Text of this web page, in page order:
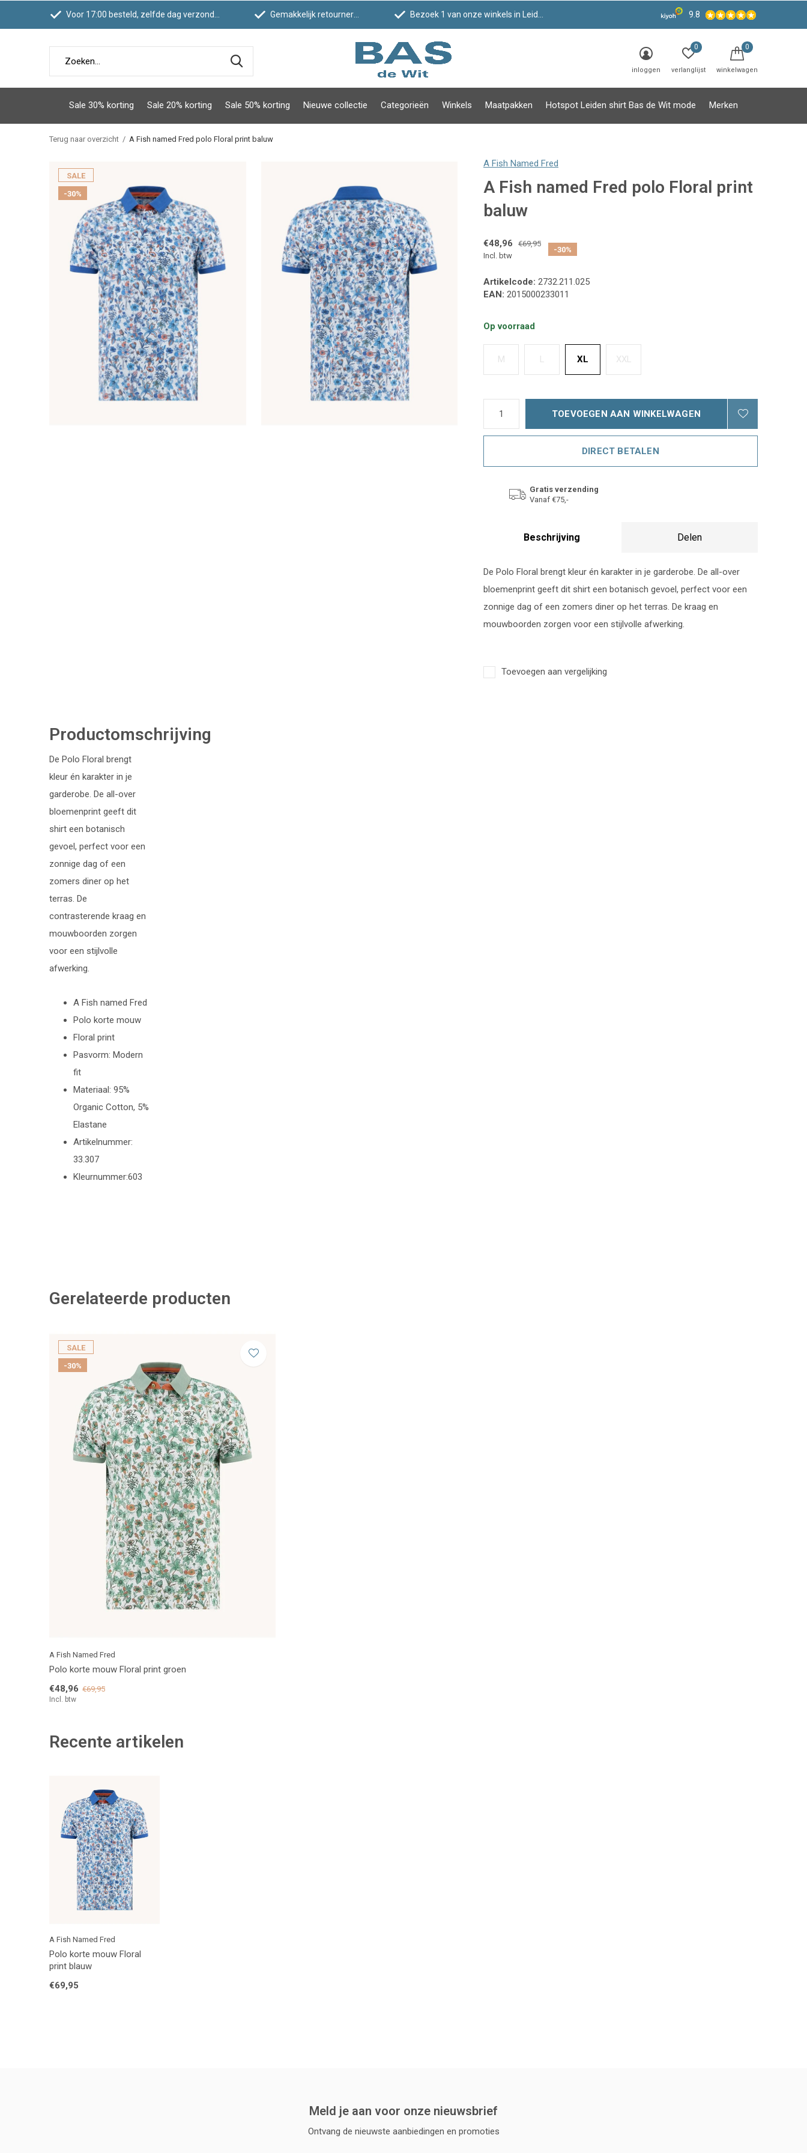
Sale 30% korting Sale 20% korting Sale 50% korting Nieuwe collectie Categorieën Winkels Maatpakken Hotspot Leiden shirt Bas de Wit mode Merken
inloggen verlanglijst
0
winkelwagen
0
Voor 17:00 besteld, zelfde dag verzonden Gemakkelijk retourneren Bezoek 1 van onze winkels in Leiden! 9.8
Terug naar overzicht A Fish named Fred polo Floral print baluw
SALE
-30%
A Fish Named Fred
A Fish named Fred polo Floral print
baluw
€48,96
€69,95
Incl. btw
-30%
Artikelcode: 2732.211.025
EAN: 2015000233011
Op voorraad
M L XL XXL
TOEVOEGEN AAN WINKELWAGEN
DIRECT BETALEN
Gratis verzending
Vanaf €75,-
Beschrijving Delen
De Polo Floral brengt kleur én karakter in je garderobe. De all-over
bloemenprint geeft dit shirt een botanisch gevoel, perfect voor een
zonnige dag of een zomers diner op het terras. De kraag en
mouwboorden zorgen voor een stijlvolle afwerking.
Toevoegen aan vergelijking
Productomschrijving
De Polo Floral brengt
kleur én karakter in je
garderobe. De all-over
bloemenprint geeft dit
shirt een botanisch
gevoel, perfect voor een
zonnige dag of een
zomers diner op het
terras. De
contrasterende kraag en
mouwboorden zorgen
voor een stijlvolle
afwerking.
A Fish named Fred
Polo korte mouw
Floral print
Pasvorm: Modern
fit
Materiaal: 95%
Organic Cotton, 5%
Elastane
Artikelnummer:
33.307
Kleurnummer:603
Gerelateerde producten
SALE
-30%
A Fish Named Fred
Polo korte mouw Floral print groen
€48,96 €69,95
Incl. btw
Recente artikelen
A Fish Named Fred
Polo korte mouw Floral
print blauw
€69,95
Meld je aan voor onze nieuwsbrief
Ontvang de nieuwste aanbiedingen en promoties